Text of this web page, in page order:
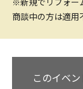
商談中の方は適用
このイベ